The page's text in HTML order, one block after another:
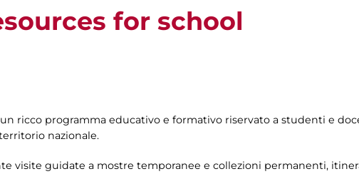
for school
ricco programma educativo e formativo riservato a studenti e
nazionale.
visite guidate a mostre temporanee e collezioni permanenti,